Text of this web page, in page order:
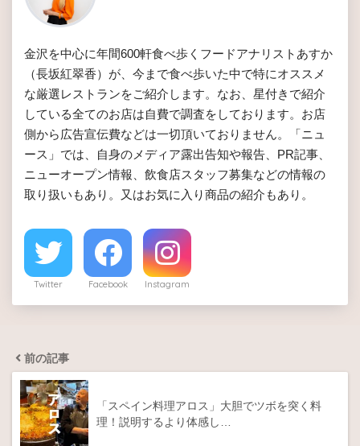
金沢を中心に年間600軒食べ歩くフードアナリストあすか
（長坂紅翠香）が、今まで食べ歩いた中で特にオススメ
な厳選レストランをご紹介します。なお、星付きで紹介
している全てのお店は自費で調査をしております。お店
側から広告宣伝費などは一切頂いておりません。「ニュ
ース」では、自身のメディア露出告知や報告、PR記事、
ニューオープン情報、飲食店スタッフ募集などの情報の
取り扱いもあり。又はお気に入り商品の紹介もあり。
Twitter Facebook Instagram
前の記事
「スペイン料理アロス」大胆でツボを突く料
理！説明するより体感し…